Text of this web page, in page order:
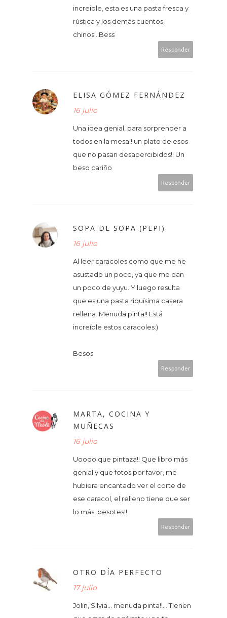
increible, esta es una pasta fresca y
rústica y los demás cuentos
chinos...Bess
Responder
ELISA GÓMEZ FERNÁNDEZ
16 julio
Una idea genial, para sorprender a
todos en la mesa!! un plato de esos
que no pasan desapercibidos!! Un
beso cariño
Responder
SOPA DE SOPA (PEPI)
16 julio
Al leer caracoles como que me he
asustado un poco, ya que me dan
un poco de yuyu. Y luego resulta
que es una pasta riquísima casera
rellena. Menuda pinta!! Está
increíble estos caracoles:)
Besos
Responder
MARTA, COCINA Y
MUÑECAS
16 julio
Uoooo que pintaza!! Que libro más
genial y que fotos por favor, me
hubiera encantado ver el corte de
ese caracol, el relleno tiene que ser
lo más, besotes!!
Responder
OTRO DÍA PERFECTO
17 julio
Jolin, Silvia... menuda pinta!!... Tienen